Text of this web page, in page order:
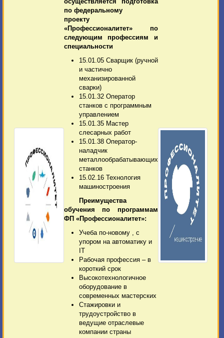
по федеральному
проекту
«Профессионалитет» по
следующим профессиям и
специальности
15.01.05 Сварщик (ручной
и частично
механизированной
сварки)
15.01.32 Оператор
станков с программным
управлением
15.01.35 Мастер
слесарных работ
15.01.38 Оператор-
наладчик
металлообрабатывающих
станков
15.02.16 Технология
машиностроения
Преимущества
обучения по программам
ФП «Профессионалитет»:
Учеба по-новому , с
упором на автоматику и
IT
Рабочая профессия – в
короткий срок
Высокотехнологичное
оборудование в
современных мастерских
Стажировки и
трудоустройство в
ведущие отраслевые
компании страны